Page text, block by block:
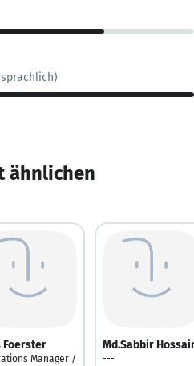
ähnlichen
Foerster
Manager /
Md.Sabbir
---